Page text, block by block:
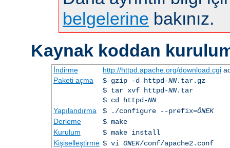
belgelerine bakınız.
Kaynak koddan
İndirme http://httpd.apache.org/download.cgi
Paketi açma
$ gzip -d httpd-NN.tar.gz
$ tar xvf httpd-NN.tar
$ cd httpd-NN
Yapılandırma
$ ./configure --prefix=ÖNEK
Derleme
$ make
Kurulum
$ make install
Kişiselleştirme $ vi ÖNEK/conf/apache2.conf